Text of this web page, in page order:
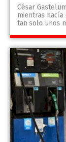
César
mientras hacía
tan solo unos